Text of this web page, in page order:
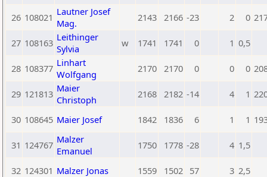
26 108021 Lautner Josef
Mag.
2143 2166 -23 2 0
27 108163 Leithinger
Sylvia
w 1741 1741 0 1 0,5
28 108377 Linhart
Wolfgang
2170 2170 0 0 0
29 121813 Maier
Christoph
2168 2182 -14 4 1
30 108645 Maier Josef 1842 1836 6 1 1
31 124767 Malzer
Emanuel
1750 1778 -28 4 1,5
32 124301 Malzer Jonas 1559 1502 57 3 2,5